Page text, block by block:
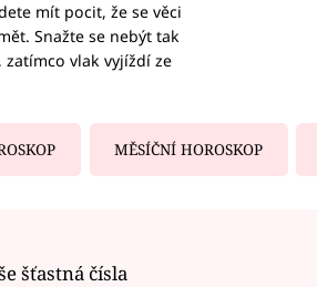
mít pocit, že se věci
Snažte se nebýt tak
vlak vyjíždí ze
MĚSÍČNÍ HOROSKOP
šťastná čísla